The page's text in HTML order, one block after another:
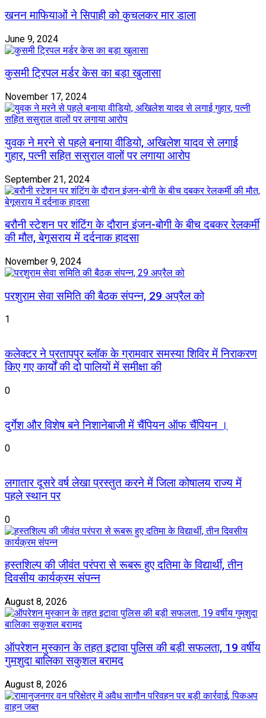
खनन माफियाओं ने सिपाही को कुचलकर मार डाला
June 9, 2024
कुसमी ट्रिपल मर्डर केस का बड़ा खुलासा
November 17, 2024
युवक ने मरने से पहले बनाया वीडियो, अखिलेश यादव से लगाई
गुहार, पत्नी सहित ससुराल वालों पर लगाया आरोप
September 21, 2024
बरौनी स्टेशन पर शंटिंग के दौरान इंजन-बोगी के बीच दबकर रेलकर्मी
की मौत, बेगूसराय में दर्दनाक हादसा
November 9, 2024
परशुराम सेवा समिति की बैठक संपन्न, 29 अप्रैल को
1
कलेक्टर ने प्रतापपुर ब्लॉक के ग्रामवार समस्या शिविर में निराकरण
किए गए कार्यों की दो पालियों में समीक्षा की
0
दुर्गेश और विशेष बने निशानेबाजी में चैंपियन ऑफ चैंपियन ।
0
लगातार दूसरे वर्ष लेखा प्रस्तुत करने में जिला कोषालय राज्य में
पहले स्थान पर
0
हस्तशिल्प की जीवंत परंपरा से रूबरू हुए दतिमा के विद्यार्थी, तीन
दिवसीय कार्यक्रम संपन्न
August 8, 2026
ऑपरेशन मुस्कान के तहत इटावा पुलिस की बड़ी सफलता, 19 वर्षीय
गुमशुदा बालिका सकुशल बरामद
August 8, 2026